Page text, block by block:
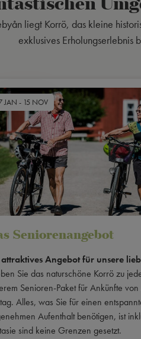
liegt Korrö, das kleine
exklusives Erholungserlebnis
JAN - 15 NOV
Seniorenangebot
attraktives Angebot für unsere
Sie das naturschöne Korrö zu
Senioren-Paket für Ankünfte
Alles, was Sie für einen
Aufenthalt benötigen, ist
sind keine Grenzen gesetzt.